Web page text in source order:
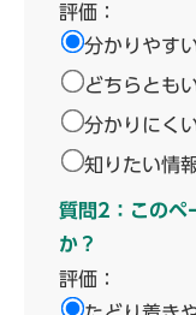
評価：
分かりやす
どちらとも
分かりにく
知りたい情
質問2：このペ
か？
評価：